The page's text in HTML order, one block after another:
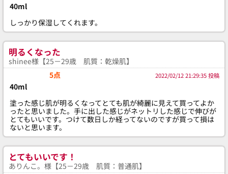
40ml
しっかり保湿してくれます。
明るくなった
shinee様【25－29歳 肌質：乾燥肌】
5点
2022/02/12 21:29:35 投稿
40ml
塗った感じ肌が明るくなってとても肌が綺麗に見えて買ってよか
ったと思いました。手に出した感じがネットリした感じで伸びが
とてもいいです。つけて数日しか経ってないのですが買って損は
ないと思います。
とてもいいです！
ありんこ。様【25－29歳 肌質：普通肌】